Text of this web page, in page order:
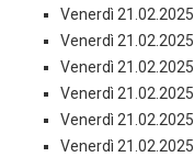
Venerdì
Venerdì
Venerdì
Venerdì
Venerdì
Venerdì